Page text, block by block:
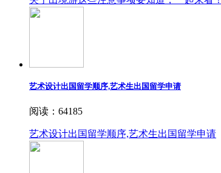
艺术设计出国留学顺序,艺术生出国留学申请
阅读：64185
艺术设计出国留学顺序,艺术生出国留学申请